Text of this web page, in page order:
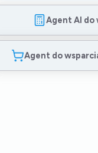
Agent AI do
Agent do